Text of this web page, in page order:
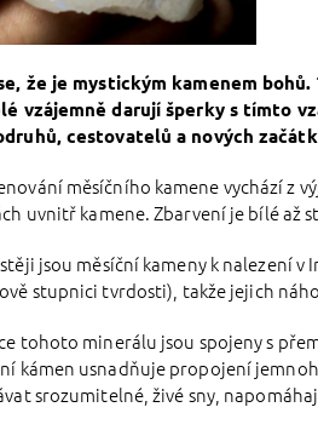
že je mystickým kamenem
vzájemně darují šperky s tímto
cestovatelů a nových
měsíčního kamene vychází z
uvnitř kamene. Zbarvení je bílé až
jsou měsíční kameny k nalezení
stupnici tvrdosti), takže jejich
tohoto minerálu jsou spojeny s
kámen usnadňuje propojení
srozumitelné, živé sny,